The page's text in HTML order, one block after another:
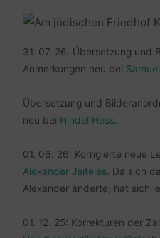
31. 07. 26: Übersetzung und
Anmerkungen neu bei
Übersetzung und
neu bei Hindel Hess
01. 06. 26: Korrigierte neue
Alexander Jeiteles . Da sich
Alexander änderte, hat sich
01. 12. 25: Korrekturen der